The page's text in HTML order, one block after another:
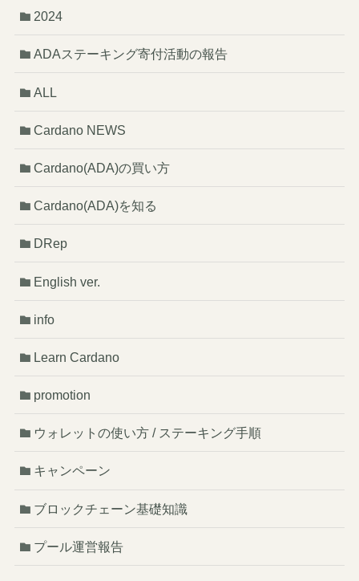
2024
ADAステーキング寄付活動の報告
ALL
Cardano NEWS
Cardano(ADA)の買い方
Cardano(ADA)を知る
DRep
English ver.
info
Learn Cardano
promotion
ウォレットの使い方 / ステーキング手順
キャンペーン
ブロックチェーン基礎知識
プール運営報告